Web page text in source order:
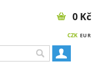
CZK EUR
0 Kč